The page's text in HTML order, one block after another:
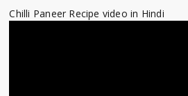
Chilli Paneer Recipe video in Hindi